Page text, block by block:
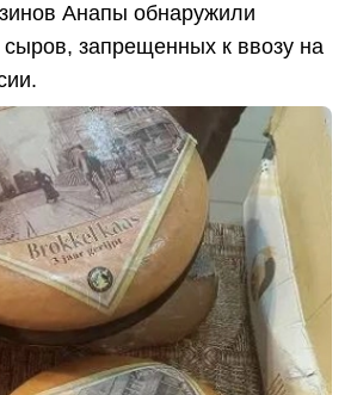
Анапы обнаружили
запрещенных к ввозу на